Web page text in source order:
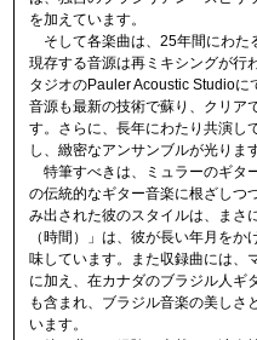
を加えています。
そして各楽曲は、25年間にわた
現存する音源は再ミキシングが行
タジオのPauler Acoustic Studio
音源も最新の技術で蘇り、クリア
す。さらに、長年にわたり共演し
し、緻密なアンサンブルが光ります
特筆すべきは、ミュラーのギタ
の伝統的なギター音楽に根ざしつ
み出された彼のスタイルは、まさ
（時間）」は、彼が長い年月を
味しています。また収録曲には、
に加え、在カナダのブラジル人ギ
も含まれ、ブラジル音楽の美しさ
います。